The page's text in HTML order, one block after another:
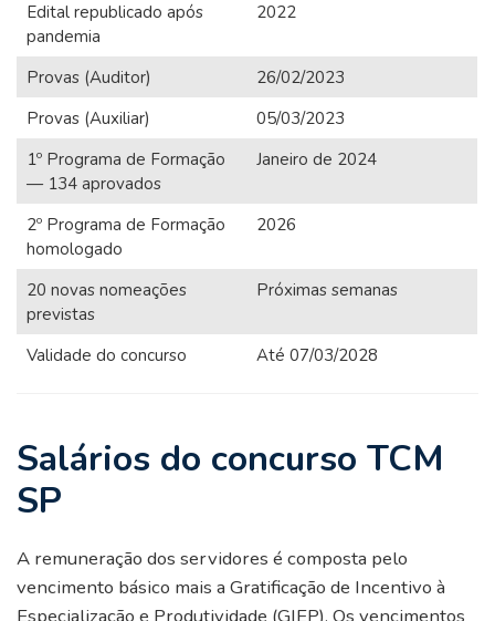
Edital republicado após
pandemia
2022
Provas (Auditor)
26/02/2023
Provas (Auxiliar)
05/03/2023
1º Programa de Formação
— 134 aprovados
Janeiro de 2024
2º Programa de Formação
homologado
2026
20 novas nomeações
previstas
Próximas semanas
Validade do concurso Até 07/03/2028
Salários do concurso TCM
SP
A remuneração dos servidores é composta pelo
vencimento básico mais a Gratificação de Incentivo à